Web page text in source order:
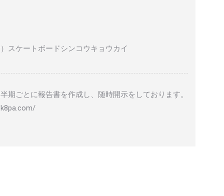
ケートボードシンコウキョウカイ
期ごとに報告書を作成し、随時開示をしております。